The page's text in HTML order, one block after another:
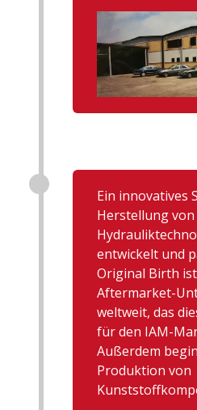
Ein innovatives
Herstellung
entwickelt und
Original Birth
Aftermarket-
weltweit, das
für den IAM-
Außerdem
Produktion von